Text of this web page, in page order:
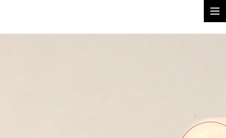
Expo in de Synagoge van Buren | 12-15 mei 2022